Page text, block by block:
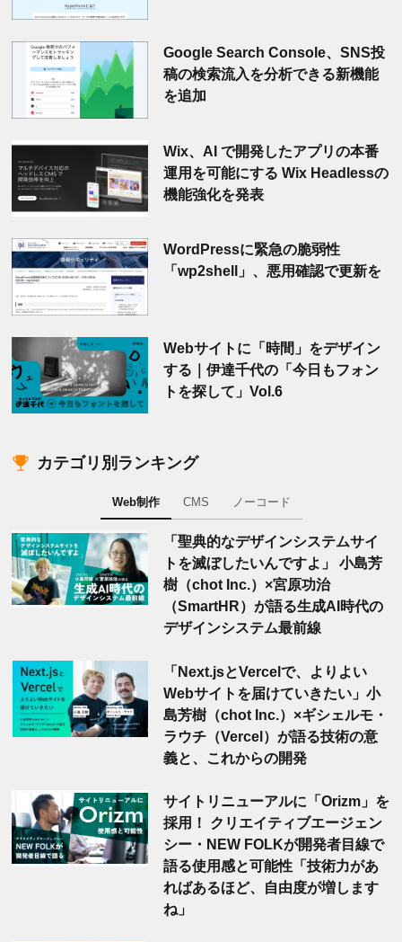
Google Search Console、SNS投
稿の検索流入を分析できる新機能
を追加
Wix、AI で開発したアプリの本番
運用を可能にする Wix Headlessの
機能強化を発表
WordPressに緊急の脆弱性
「wp2shell」、悪用確認で更新を
Webサイトに「時間」をデザイン
する｜伊達千代の「今日もフォン
トを探して」Vol.6
カテゴリ別ランキング
Web制作 CMS ノーコード
「聖典的なデザインシステムサイ
トを滅ぼしたいんですよ」 小島芳
樹（chot Inc.）×宮原功治
（SmartHR）が語る生成AI時代の
デザインシステム最前線
「Next.jsとVercelで、よりよい
Webサイトを届けていきたい」小
島芳樹（chot Inc.）×ギシェルモ・
ラウチ（Vercel）が語る技術の意
義と、これからの開発
サイトリニューアルに「Orizm」を
採用！ クリエイティブエージェン
シー・NEW FOLKが開発者目線で
語る使用感と可能性「技術力があ
ればあるほど、自由度が増します
ね」